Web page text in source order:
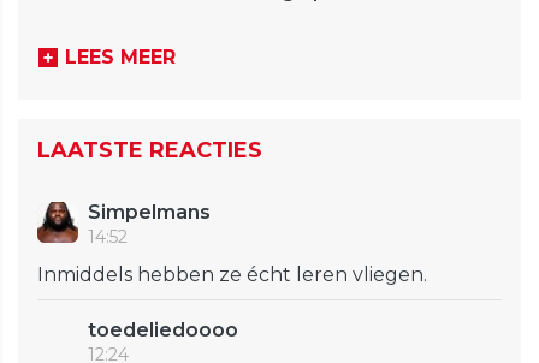
LEES MEER
LAATSTE REACTIES
Simpelmans
14:52
Inmiddels hebben ze écht leren vliegen.
toedeliedoooo
12:24